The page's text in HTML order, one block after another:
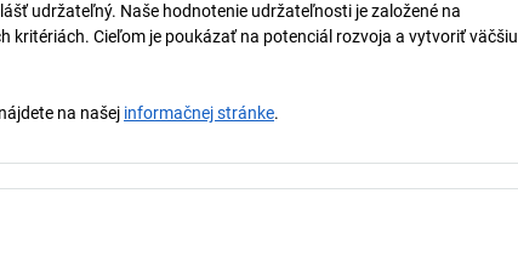
udržateľný. Naše hodnotenie udržateľnosti je založené na
Cieľom je poukázať na potenciál rozvoja a vytvoriť väčšiu
na našej informačnej stránke.